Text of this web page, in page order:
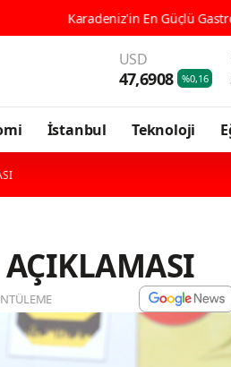
En Güçlü Gastronomi Kenti Ordu, 196
USD
47,6908 %0,16
İstanbul Teknoloji